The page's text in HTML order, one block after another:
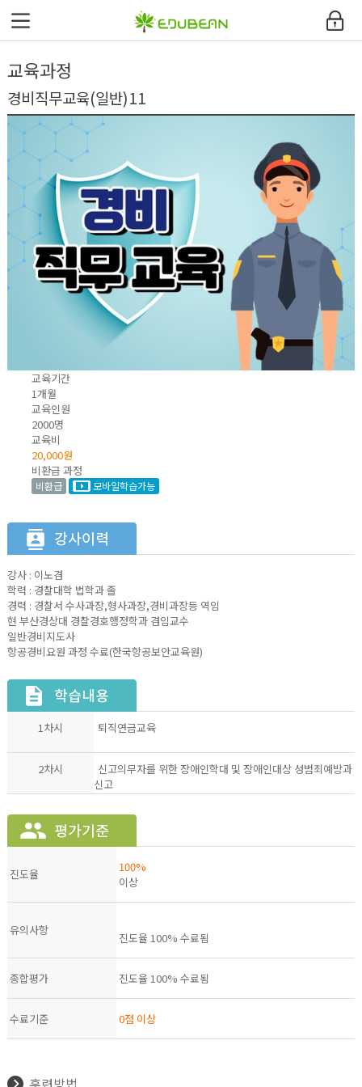
에듀빈
환급과정안내
교육과정
커뮤니티
고객지원센터
내강의실
사이트맵
교육과정
경비직무교육(일반)11
교육기간
1개월
교육인원
2000명
교육비
20,000원
비환급 과정
비환급 모바일학습가능
강사 : 이노겸
학력 : 경찰대학 법학과 졸
경력 : 경찰서 수사과장,형사과장,경비과장등 역임
현 부산경상대 경찰경호행정학과 겸임교수
일반경비지도사
항공경비요원 과정 수료(한국항공보안교육원)
1차시 퇴직연금교육
2차시
신고의무자를 위한 장애인학대 및 장애인대상 성범죄예방과
신고
진도율
100%
이상
유의사항
진도율 100% 수료됨
종합평가 진도율 100% 수료됨
수료기준 0점 이상